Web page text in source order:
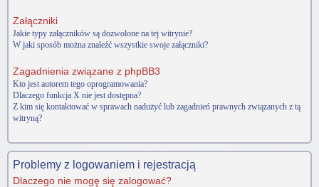
Załączniki
Jakie typy załączników są dozwolone na tej witrynie?
W jaki sposób można znaleźć wszystkie swoje załączniki?
Zagadnienia związane z phpBB3
Kto jest autorem tego oprogramowania?
Dlaczego funkcja X nie jest dostępna?
Z kim się kontaktować w sprawach nadużyć lub zagadnień prawnych związanych z tą
witryną?
Problemy z logowaniem i rejestracją
Dlaczego nie mogę się zalogować?